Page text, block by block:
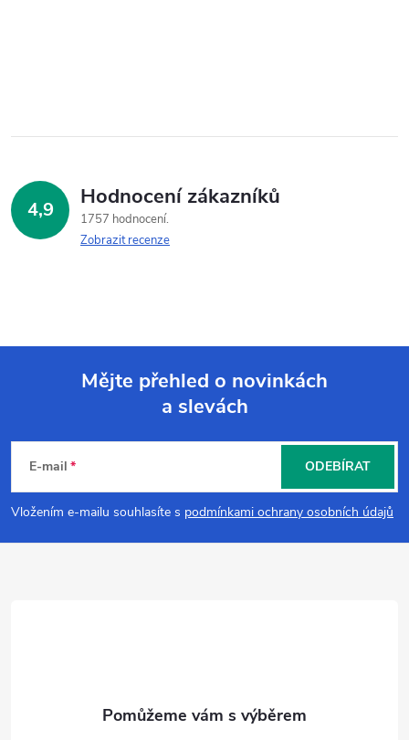
4,9 Hodnocení zákazníků
1757 hodnocení
Zobrazit recenze
p
a
Mějte přehled o novinkách
a slevách
E-mail
Vložením e-mailu souhlasíte s podmínkami ochrany osobních údajů
ODEBÍRAT